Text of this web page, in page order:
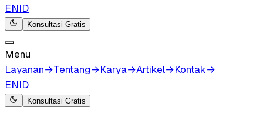
ENID
Konsultasi Gratis
Menu
Layanan→Tentang→Karya→Artikel→Kontak→
ENID
Konsultasi Gratis